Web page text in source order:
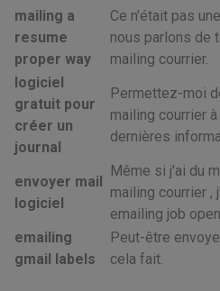
mailing a
resume
proper way
Ce n'était pas
nous parlons de
mailing courrier.
logiciel
gratuit pour
créer un
journal
Permettez-moi
mailing courrier
dernières
envoyer mail
logiciel
Même si j'ai du
mailing courrier ,
emailing job
emailing
gmail labels
Peut-être
cela fait.